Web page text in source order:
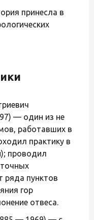
принесла в
— один из не
работавших в
практику в
проводил
ряда пунктов
гор
отвеса.